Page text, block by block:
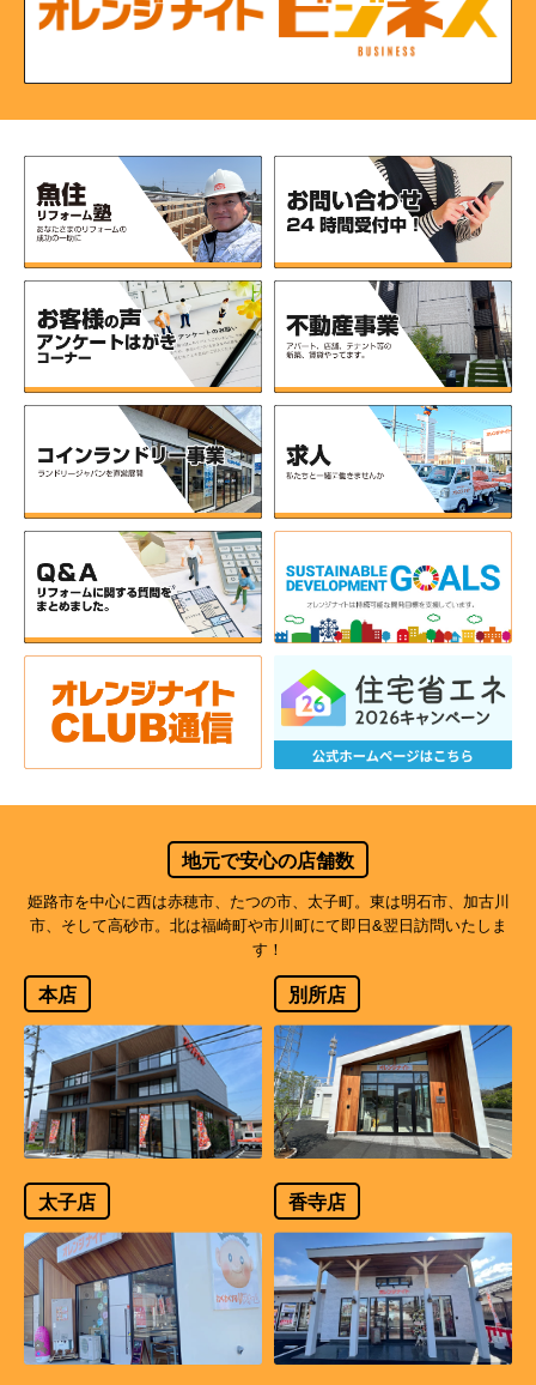
地元で安心の店舗数
姫路市を中心に西は赤穂市、たつの市、太子町。東は明石市、加古川
市、そして高砂市。北は福崎町や市川町にて即日&翌日訪問いたしま
す！
本店 別所店
太子店 香寺店